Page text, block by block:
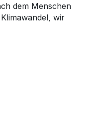
dem Menschen
wir